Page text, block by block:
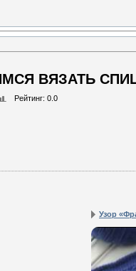
ВЯЗАТЬ
Рейтинг: 0.0
Узор